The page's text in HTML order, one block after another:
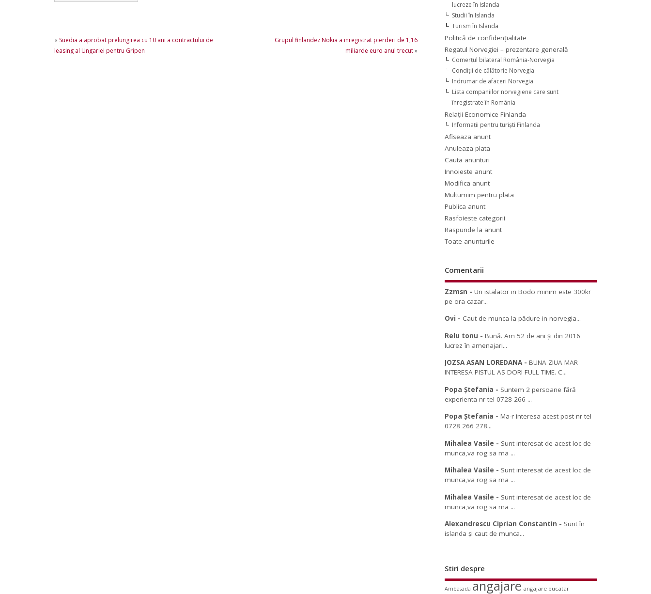
« Suedia a aprobat prelungirea cu 10 ani a contractului de
leasing al Ungariei pentru Gripen
Grupul finlandez Nokia a inregistrat pierderi de 1,16
miliarde euro anul trecut»
lucreze în Islanda
Studii în Islanda
Turism în Islanda
Politică de confidențialitate
Regatul Norvegiei – prezentare generală
Comerţul bilateral România-Norvegia
Condiții de călătorie Norvegia
Indrumar de afaceri Norvegia
Lista companiilor norvegiene care sunt
înregistrate în România
Relaţii Economice Finlanda
Informaţii pentru turişti Finlanda
Afiseaza anunt
Anuleaza plata
Cauta anunturi
Innoieste anunt
Modifica anunt
Multumim pentru plata
Publica anunt
Rasfoieste categorii
Raspunde la anunt
Toate anunturile
Comentarii
Zzmsn -Un istalator in Bodo minim este 300kr
pe ora cazar...
Ovi - Caut de munca la pădure in norvegia...
Relu tonu -Bună. Am 52 de ani și din 2016
lucrez în amenajari...
JOZSA ASAN LOREDANA-BUNA ZIUA MAR
INTERESA PISTUL AS DORI FULL TIME. C...
Popa Ștefania - Suntem 2 persoane fără
experienta nr tel 0728 266 ...
Popa Ștefania -Ma-r interesa acest post nr tel
0728 266 278...
Mihalea Vasile - Sunt interesat de acest loc de
munca,va rog sa ma ...
Mihalea Vasile - Sunt interesat de acest loc de
munca,va rog sa ma ...
Mihalea Vasile - Sunt interesat de acest loc de
munca,va rog sa ma ...
Alexandrescu Ciprian Constantin - Sunt în
islanda și caut de munca...
Stiri despre
Ambasada angajare angajare bucatar